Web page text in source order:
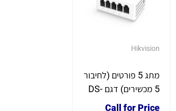
Hikvision
מתג 5 פורטים (לחיבור
5 מכשירים) דגם DS-
3E0505D-E
Call for Price